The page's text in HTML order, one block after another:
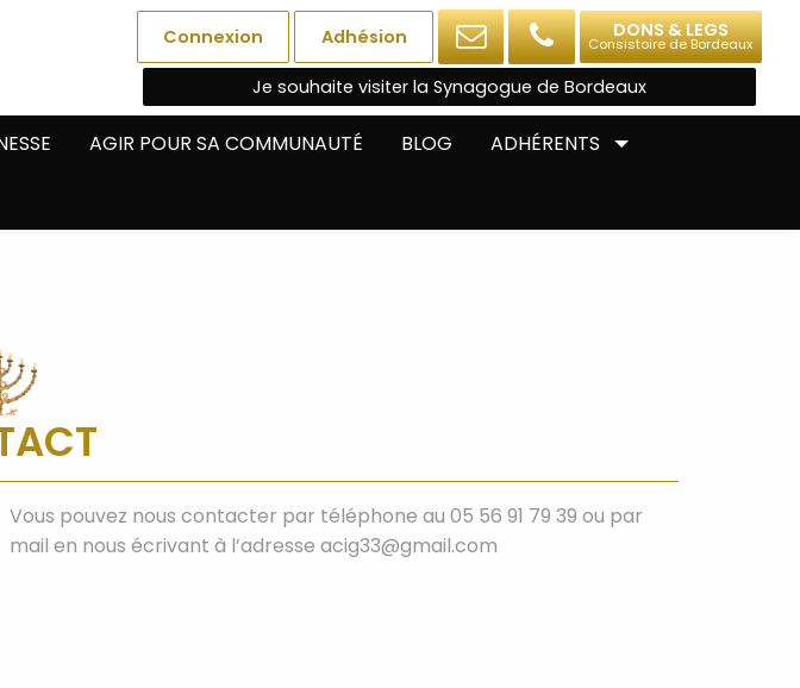
Connexion Adhésion DONS & LEGS
Consistoire de Bordeaux
Je souhaite visiter la Synagogue de Bordeaux
AGIR POUR SA COMMUNAUTÉ BLOG ADHÉRENTS
Vous pouvez nous contacter par téléphone au 05 56 91 79 39 ou par
mail en nous écrivant à l’adresse acig33@gmail.com